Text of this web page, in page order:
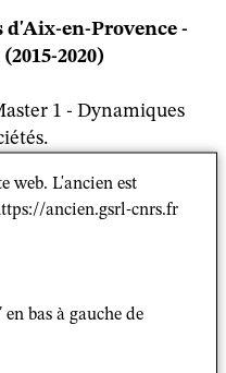
en-Provence -
2020)
1 - Dynamiques
construction d'un
en Russie post-
Franck Frégosi.
Étienne (2020)
web. L'ancien est
ancien.gsrl-cnrs.fr
bas à gauche de